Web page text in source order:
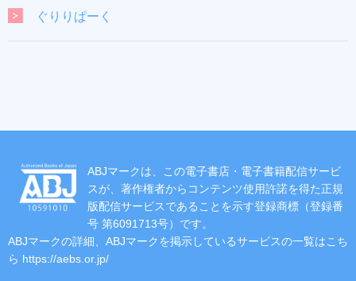
ぐりりぱーく
ABJマークは、この電子書店・電子書籍配信サービ
スが、著作権者からコンテンツ使用許諾を得た正規
版配信サービスであることを示す登録商標（登録番
号 第6091713号）です。
ABJマークの詳細、ABJマークを掲示しているサービスの一覧はこち
ら https://aebs.or.jp/